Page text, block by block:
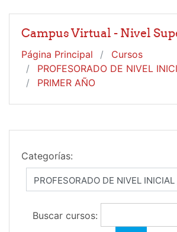
Campus Virtual - Nivel
Página Principal
Cursos
PROFESORADO DE NIVEL
PRIMER AÑO
Categorías:
Buscar cursos: